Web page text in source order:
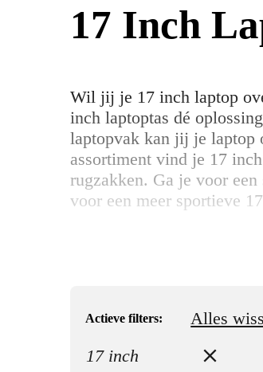
17 Inch
Wil jij je 17 inch laptop
inch laptoptas dé
laptopvak kan jij je laptop
assortiment vind je 17
rugzakken. Ga je voor
voor een meer sportieve
Actieve filters:
Alles
17 inch